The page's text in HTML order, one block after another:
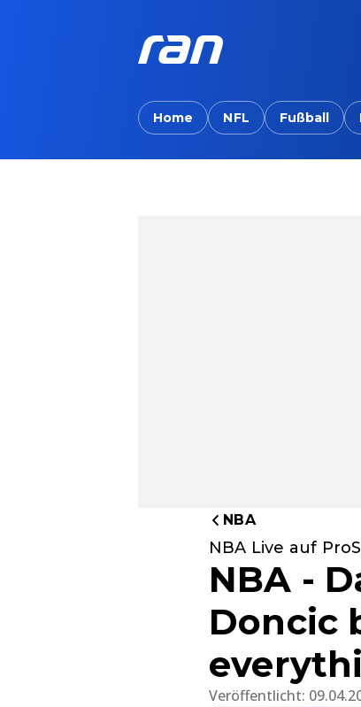
Home NFL Fußball
NBA
NBA Live auf
NBA -
Doncic
Veröffentlicht: